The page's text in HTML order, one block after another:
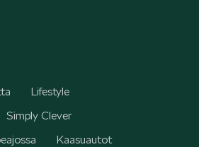
Lifestyle
Simply Clever
Kaasuautot